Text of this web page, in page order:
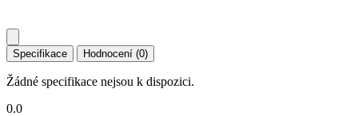
Specifikace Hodnocení (0)
Žádné specifikace nejsou k dispozici.
0.0